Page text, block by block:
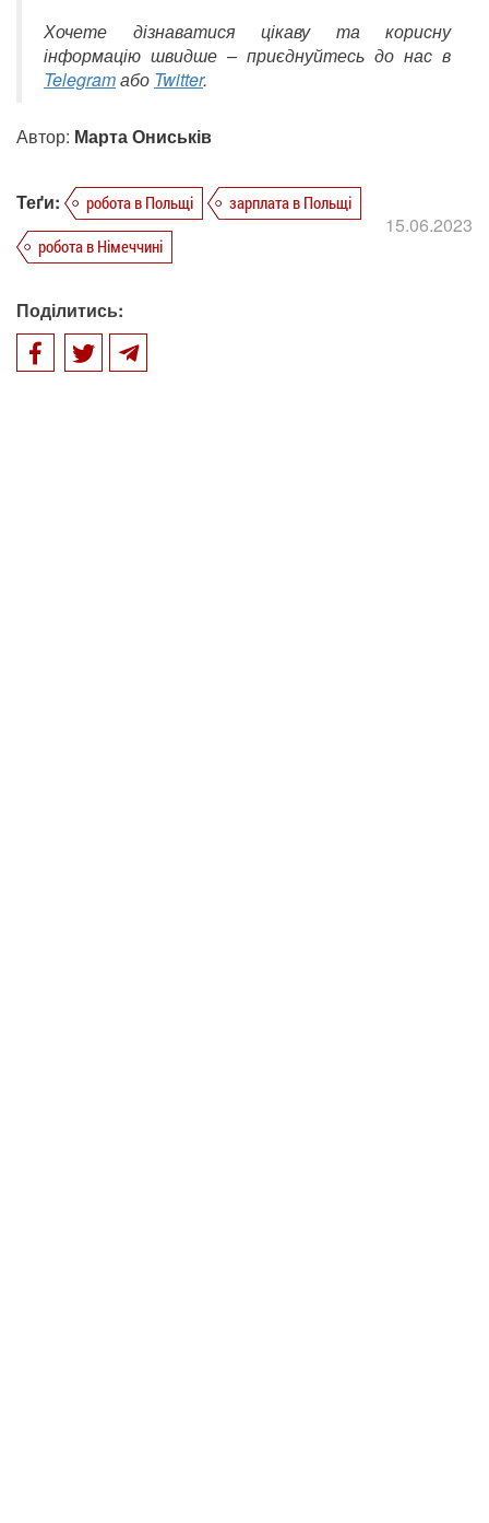
Хочете дізнаватися цікаву та корисну
інформацію швидше – приєднуйтесь до нас в
Telegramабо Twitter.
Автор: Марта Ониськів
Теґи: робота в Польщі
зарплата в Польщі
робота в Німеччині
15.06.2023
Поділитись: